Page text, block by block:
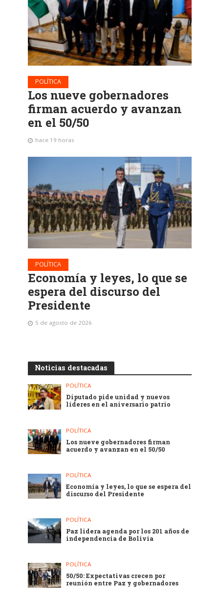
POLÍTICA
Los nueve gobernadores
firman acuerdo y avanzan
en el 50/50
hace 19 horas
POLÍTICA
Economía y leyes, lo que se
espera del discurso del
Presidente
5 de agosto de 2026
Noticias destacadas
POLÍTICA
Diputado pide unidad y nuevos
líderes en el aniversario patrio
POLÍTICA
Los nueve gobernadores firman
acuerdo y avanzan en el 50/50
POLÍTICA
Economía y leyes, lo que se espera del
discurso del Presidente
POLÍTICA
Paz lidera agenda por los 201 años de
independencia de Bolivia
POLÍTICA
50/50: Expectativas crecen por
reunión entre Paz y gobernadores